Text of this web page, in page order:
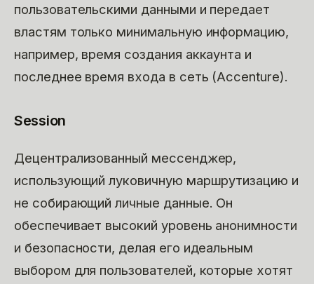
пользовательскими данными и передает
властям только минимальную информацию,
например, время создания аккаунта и
последнее время входа в сеть (Accenture).
Session
Децентрализованный мессенджер,
использующий луковичную маршрутизацию и
не собирающий личные данные. Он
обеспечивает высокий уровень анонимности
и безопасности, делая его идеальным
выбором для пользователей, которые хотят